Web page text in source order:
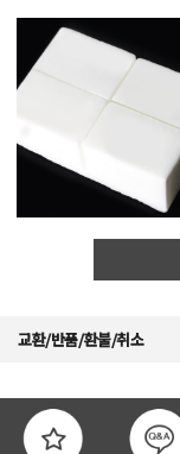
교환/반품/환불/취소